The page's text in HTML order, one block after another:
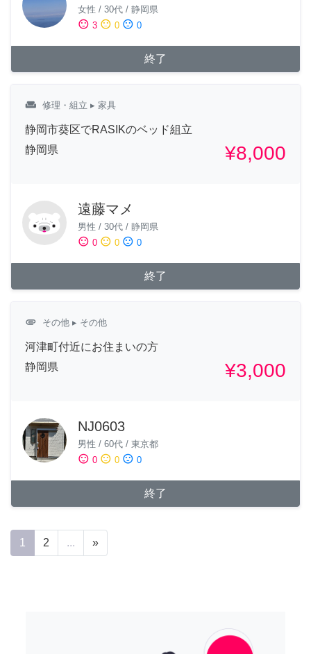
女性 / 30代 / 静岡県
sentiment_satisfied 3 sentiment_neutral 0 sentiment_dissatisfied 0
終了
weekend 修理・組立 ▸ 家具
静岡市葵区でRASIKのベッド組立
静岡県
¥8,000
遠藤マメ
男性 / 30代 / 静岡県
sentiment_satisfied 0 sentiment_neutral 0 sentiment_dissatisfied 0
終了
attachment その他 ▸ その他
河津町付近にお住まいの方
静岡県
¥3,000
NJ0603
男性 / 60代 / 東京都
sentiment_satisfied 0 sentiment_neutral 0 sentiment_dissatisfied 0
終了
1 2 ... »